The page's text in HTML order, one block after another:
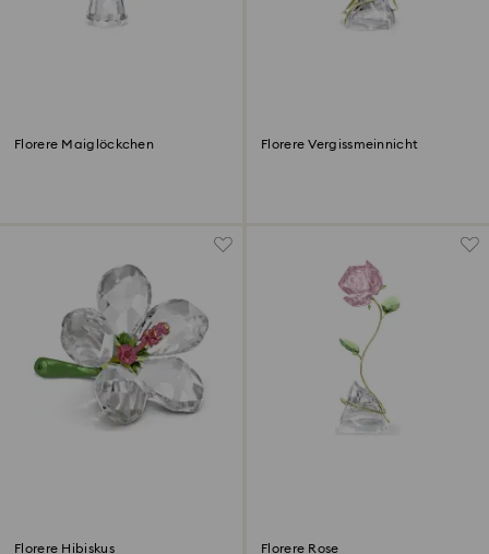
Florere Maiglöckchen Florere Vergissmeinnicht
Florere Hibiskus Florere Rose